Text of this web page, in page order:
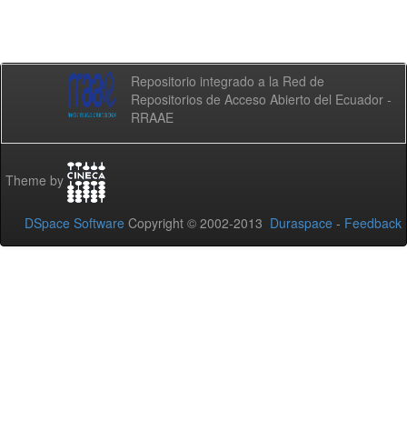
Repositorio integrado a la Red de
Repositorios de Acceso Abierto del Ecuador -
RRAAE
Theme by
DSpace Software Copyright © 2002-2013 Duraspace - Feedback